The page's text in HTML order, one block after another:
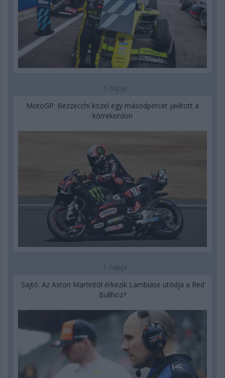
1 napja
MotoGP: Bezzecchi közel egy másodpercet javított a
körrekordon
1 napja
Sajtó: Az Aston Martintól érkezik Lambiase utódja a Red
Bullhoz?